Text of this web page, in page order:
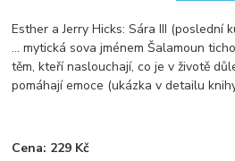
Esther a Jerry Hicks: Sára III (poslední
... mytická sova jménem Šalamoun
těm, kteří naslouchají, co je v životě
pomáhají emoce (ukázka v detailu
Cena: 229 Kč